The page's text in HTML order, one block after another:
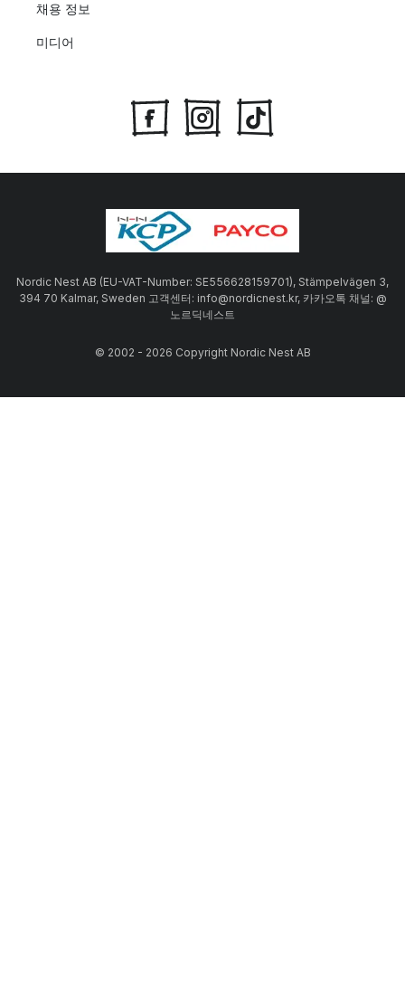
채용 정보
미디어
Nordic Nest AB (EU-VAT-Number: SE556628159701), Stämpelvägen 3,
394 70 Kalmar, Sweden 고객센터: info@nordicnest.kr, 카카오톡 채널: @
노르딕네스트
© 2002 - 2026 Copyright Nordic Nest AB